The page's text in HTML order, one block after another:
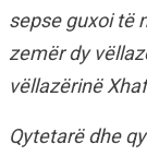
sepse guxoi të
zemër dy
vëllazërinë
Qytetarë dhe